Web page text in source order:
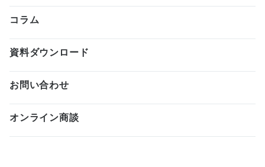
コラム
資料ダウンロード
お問い合わせ
オンライン商談